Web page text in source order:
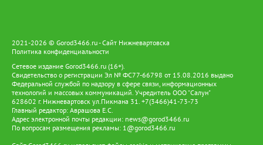
2021-2026 © Gorod3466.ru - Сайт Нижневартовска
Политика конфиденциальности
Сетевое издание Gorod3466.ru (16+).
Свидетельство о регистрации Эл № ФС77-66798 от 15.08.2016 выдано
Федеральной службой по надзору в сфере связи, информационных
технологий и массовых коммуникаций. Учредитель ООО "Салун"
628602 г. Нижневартовск ул.Пикмана 31. +7(3466)41-73-73
Главный редактор: Аврашова Е.С.
Адрес электронной почты редакции: news@gorod3466.ru
По вопросам размещения рекламы: 1@gorod3466.ru